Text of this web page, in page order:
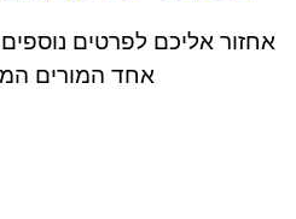
אחזור אליכם לפרטים נוספים
אחד המורים